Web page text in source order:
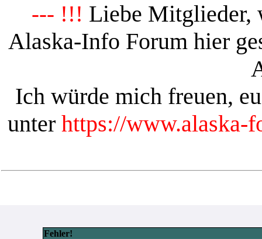
--- !!! Liebe Mitglieder,
Alaska-Info Forum hier
Ich würde mich freuen,
unter https://www.alaska-
Fehler!